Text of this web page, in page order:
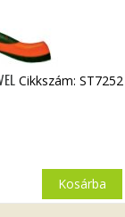
Cikkszám: ST7252
Kosárba